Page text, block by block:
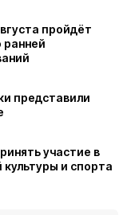
пройдёт
ранней
представили
участие в
и спорта